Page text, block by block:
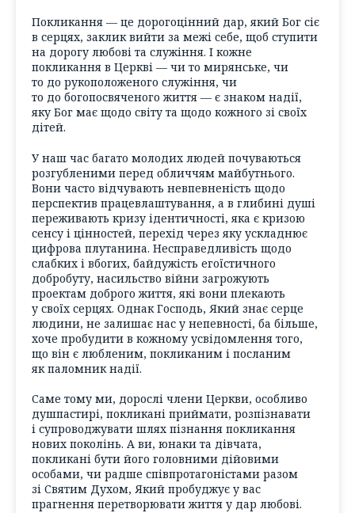
Покликання — це дорогоцінний дар, який Бог сіє
в серцях, заклик вийти за межі себе, щоб ступити
на дорогу любові та служіння. І кожне
покликання в Церкві — чи то мирянське, чи
то до рукоположеного служіння, чи
то до богопосвяченого життя — є знаком надії,
яку Бог має щодо світу та щодо кожного зі своїх
дітей.
У наш час багато молодих людей почуваються
розгубленими перед обличчям майбутнього.
Вони часто відчувають невпевненість щодо
перспектив працевлаштування, а в глибині душі
переживають кризу ідентичності, яка є кризою
сенсу і цінностей, перехід через яку ускладнює
цифрова плутанина. Несправедливість щодо
слабких і вбогих, байдужість егоїстичного
добробуту, насильство війни загрожують
проектам доброго життя, які вони плекають
у своїх серцях. Однак Господь, Який знає серце
людини, не залишає нас у непевності, ба більше,
хоче пробудити в кожному усвідомлення того,
що він є любленим, покликаним і посланим
як паломник надії.
Саме тому ми, дорослі члени Церкви, особливо
душпастирі, покликані приймати, розпізнавати
і супроводжувати шлях пізнання покликання
нових поколінь. А ви, юнаки та дівчата,
покликані бути його головними дійовими
особами, чи радше співпротагоністами разом
зі Святим Духом, Який пробуджує у вас
прагнення перетворювати життя у дар любові.